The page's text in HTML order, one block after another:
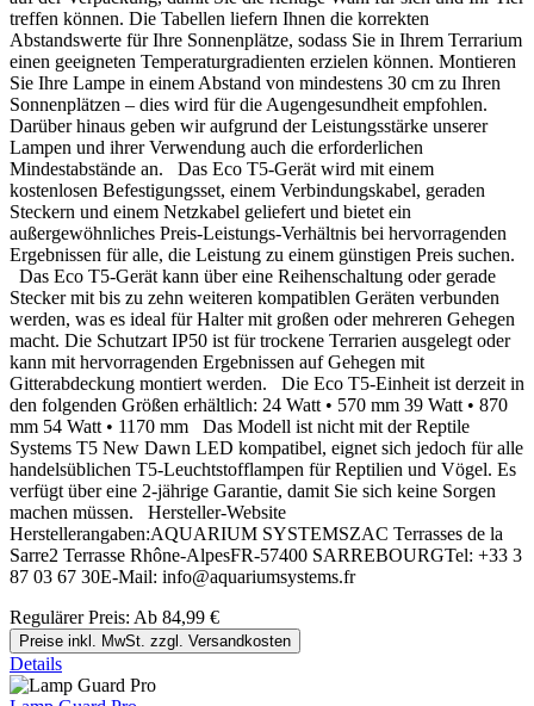
treffen können. Die Tabellen liefern Ihnen die korrekten
Abstandswerte für Ihre Sonnenplätze, sodass Sie in Ihrem Terrarium
einen geeigneten Temperaturgradienten erzielen können. Montieren
Sie Ihre Lampe in einem Abstand von mindestens 30 cm zu Ihren
Sonnenplätzen – dies wird für die Augengesundheit empfohlen.
Darüber hinaus geben wir aufgrund der Leistungsstärke unserer
Lampen und ihrer Verwendung auch die erforderlichen
Mindestabstände an. Das Eco T5-Gerät wird mit einem
kostenlosen Befestigungsset, einem Verbindungskabel, geraden
Steckern und einem Netzkabel geliefert und bietet ein
außergewöhnliches Preis-Leistungs-Verhältnis bei hervorragenden
Ergebnissen für alle, die Leistung zu einem günstigen Preis suchen.
Das Eco T5-Gerät kann über eine Reihenschaltung oder gerade
Stecker mit bis zu zehn weiteren kompatiblen Geräten verbunden
werden, was es ideal für Halter mit großen oder mehreren Gehegen
macht. Die Schutzart IP50 ist für trockene Terrarien ausgelegt oder
kann mit hervorragenden Ergebnissen auf Gehegen mit
Gitterabdeckung montiert werden. Die Eco T5-Einheit ist derzeit in
den folgenden Größen erhältlich: 24 Watt • 570 mm 39 Watt • 870
mm 54 Watt • 1170 mm Das Modell ist nicht mit der Reptile
Systems T5 New Dawn LED kompatibel, eignet sich jedoch für alle
handelsüblichen T5-Leuchtstofflampen für Reptilien und Vögel. Es
verfügt über eine 2-jährige Garantie, damit Sie sich keine Sorgen
machen müssen. Hersteller-Website
Herstellerangaben:AQUARIUM SYSTEMSZAC Terrasses de la
Sarre2 Terrasse Rhône-AlpesFR-57400 SARREBOURGTel: +33 3
87 03 67 30E-Mail: info@aquariumsystems.fr
Regulärer Preis: Ab 84,99 €
Preise inkl. MwSt. zzgl. Versandkosten
Details